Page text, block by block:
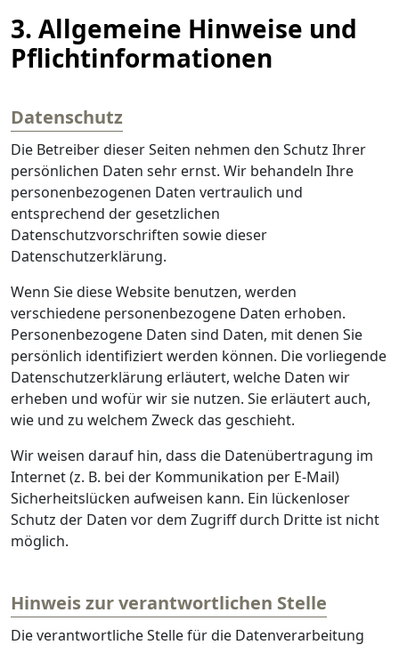
3. Allgemeine Hinweise und
Pflicht­informationen
Datenschutz
Die Betreiber dieser Seiten nehmen den Schutz Ihrer
persönlichen Daten sehr ernst. Wir behandeln Ihre
personenbezogenen Daten vertraulich und
entsprechend der gesetzlichen
Datenschutzvorschriften sowie dieser
Datenschutzerklärung.
Wenn Sie diese Website benutzen, werden
verschiedene personenbezogene Daten erhoben.
Personenbezogene Daten sind Daten, mit denen Sie
persönlich identifiziert werden können. Die vorliegende
Datenschutzerklärung erläutert, welche Daten wir
erheben und wofür wir sie nutzen. Sie erläutert auch,
wie und zu welchem Zweck das geschieht.
Wir weisen darauf hin, dass die Datenübertragung im
Internet (z. B. bei der Kommunikation per E-Mail)
Sicherheitslücken aufweisen kann. Ein lückenloser
Schutz der Daten vor dem Zugriff durch Dritte ist nicht
möglich.
Hinweis zur verantwortlichen Stelle
Die verantwortliche Stelle für die Datenverarbeitung